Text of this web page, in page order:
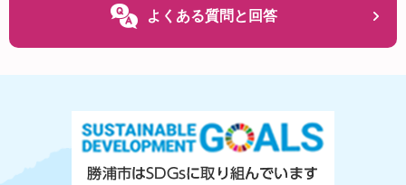
よくある質問と回答